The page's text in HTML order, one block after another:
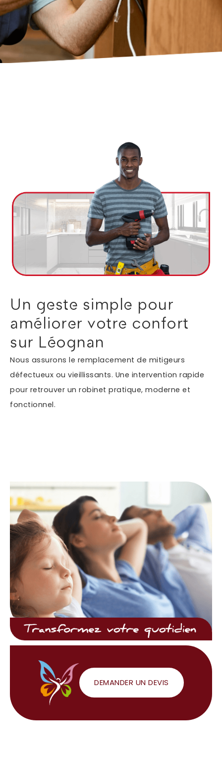
Un geste simple pour
améliorer votre confort
sur Léognan
Nous assurons le remplacement de mitigeurs
défectueux ou vieillissants. Une intervention rapide
pour retrouver un robinet pratique, moderne et
fonctionnel.
DEMANDER UN DEVIS
Ville *
Jardinage
Petits travaux de bricolage
Autres services
Informations supplémentaires du besoin
En soumettant ce formulaire, j'accepte que les
informations saisies soient exploitées dans le cadre